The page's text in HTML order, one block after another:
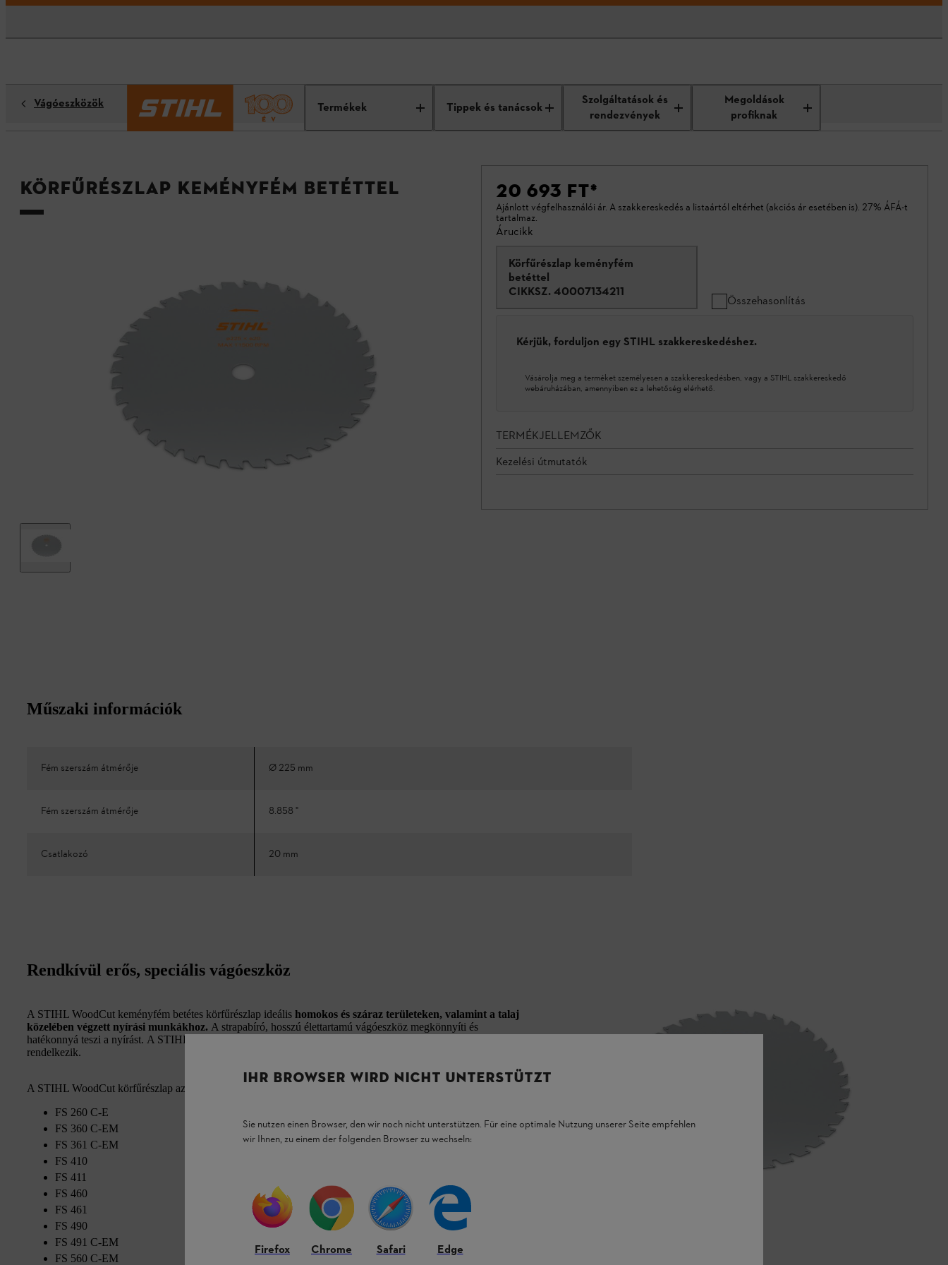
Termékek Tippek és tanácsok
Szolgáltatások és
rendezvények
Megoldások
profiknak
Vágóeszközök
Körfűrészlap keményfém betéttel 20 693 FT*
Ajánlott végfelhasználói ár. A szakkereskedés a listaártól eltérhet (akciós ár esetében is). 27% ÁFÁ-t
tartalmaz.
Árucikk
Körfűrészlap keményfém
betéttel
CIKKSZ. 40007134211
Összehasonlítás
Kérjük, forduljon egy STIHL szakkereskedéshez.
Vásárolja meg a terméket személyesen a szakkereskedésben, vagy a STIHL szakkereskedő
webáruházában, amennyiben ez a lehetőség elérhető.
TERMÉKJELLEMZŐK
Kezelési útmutatók
Műszaki információk
Fém szerszám átmérője Ø 225 mm
Fém szerszám átmérője 8.858 "
Csatlakozó 20 mm
Rendkívül erős, speciális vágóeszköz
A STIHL WoodCut keményfém betétes körfűrészlap ideális homokos és száraz területeken, valamint a talaj
közelében végzett nyírási munkákhoz. A strapabíró, hosszú élettartamú vágóeszköz megkönnyíti és
hatékonnyá teszi a nyírást. A STIHL WoodCut körfűrészlap acélból készült,
rendelkezik.
A STIHL WoodCut körfűrészlap az alábbi gépekhez használható:
FS 260 C-E
FS 360 C-EM
FS 361 C-EM
FS 410
FS 411
FS 460
FS 461
FS 490
FS 491 C-EM
FS 560 C-EM
IHR BROWSER WIRD NICHT UNTERSTÜTZT
Sie nutzen einen Browser, den wir noch nicht unterstützen. Für eine optimale Nutzung unserer Seite empfehlen
wir Ihnen, zu einem der folgenden Browser zu wechseln:
Firefox Chrome Safari Edge